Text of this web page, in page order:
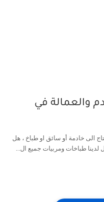
والعمالة في
الى خادمة أو سائق او طباخ ، هل
لدينا طباخات ومربيات جميع ال...